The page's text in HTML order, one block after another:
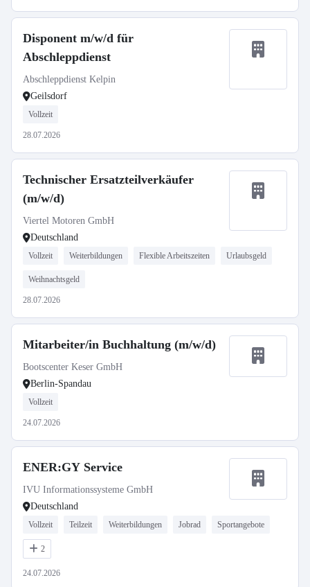
Disponent m/w/d für
Abschleppdienst
Abschleppdienst Kelpin
Geilsdorf
Vollzeit
28.07.2026
Technischer Ersatzteilverkäufer
(m/w/d)
Viertel Motoren GmbH
Deutschland
Vollzeit Weiterbildungen Flexible Arbeitszeiten Urlaubsgeld
Weihnachtsgeld
28.07.2026
Mitarbeiter/in Buchhaltung (m/w/d)
Bootscenter Keser GmbH
Berlin-Spandau
Vollzeit
24.07.2026
ENER:GY Service
IVU Informationssysteme GmbH
Deutschland
Vollzeit Teilzeit Weiterbildungen Jobrad Sportangebote
2
24.07.2026